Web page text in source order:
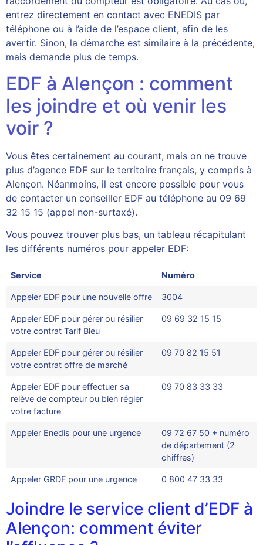
entrez directement en contact avec ENEDIS par
téléphone ou à l’aide de l’espace client, afin de les
avertir. Sinon, la démarche est similaire à la précédente,
mais demande plus de temps.
EDF à Alençon : comment
les joindre et où venir les
voir ?
Vous êtes certainement au courant, mais on ne trouve
plus d’agence EDF sur le territoire français, y compris à
Alençon. Néanmoins, il est encore possible pour vous
de contacter un conseiller EDF au téléphone au 09 69
32 15 15 (appel non-surtaxé).
Vous pouvez trouver plus bas, un tableau récapitulant
les différents numéros pour appeler EDF:
Service Numéro
Appeler EDF pour une nouvelle offre 3004
Appeler EDF pour gérer ou résilier
votre contrat Tarif Bleu
09 69 32 15 15
Appeler EDF pour gérer ou résilier
votre contrat offre de marché
09 70 82 15 51
Appeler EDF pour effectuer sa
relève de compteur ou bien régler
votre facture
09 70 83 33 33
Appeler Enedis pour une urgence
09 72 67 50 + numéro
de département (2
chiffres)
Appeler GRDF pour une urgence 0 800 47 33 33
Joindre le service client d’EDF à
Alençon: comment éviter